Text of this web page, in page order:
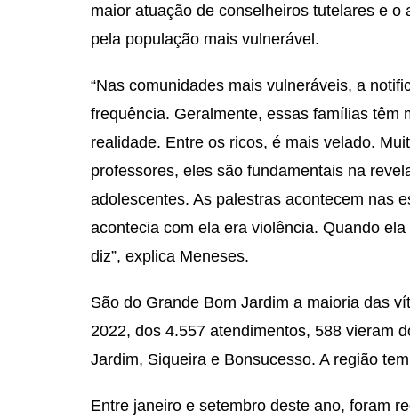
maior atuação de conselheiros tutelares e
pela população mais vulnerável.
“Nas comunidades mais vulneráveis, a
frequência. Geralmente, essas famílias têm
realidade. Entre os ricos, é mais velado.
professores, eles são fundamentais na
adolescentes. As palestras acontecem nas
acontecia com ela era violência. Quando
diz”, explica Meneses.
São do Grande Bom Jardim a maioria das
2022, dos 4.557 atendimentos, 588 vieram
Jardim, Siqueira e Bonsucesso. A região
Entre janeiro e setembro deste ano, foram